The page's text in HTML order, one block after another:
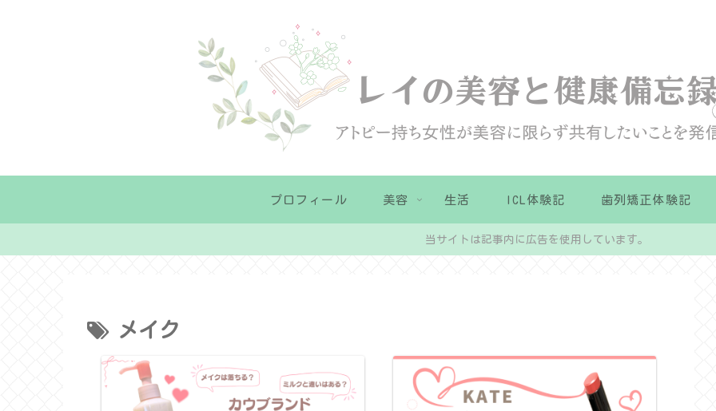
プロフィール 美容 生活 ICL体験記 歯列矯正体験記
当サイトは記事内に広告を使用しています。
メイク